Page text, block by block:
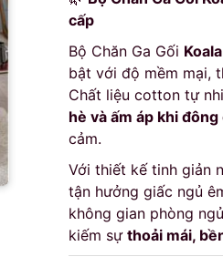
cấp
Bộ Chăn Ga Gối
bật với độ mềm mại,
Chất liệu cotton tự
hè và ấm áp khi đông
cảm.
Với thiết kế tinh giản
tận hưởng giấc ngủ
không gian phòng
kiếm sự thoải mái,